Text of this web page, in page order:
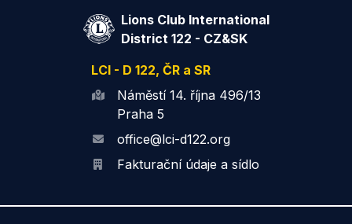
Lions Club International
District 122 - CZ&SK
LCI - D 122, ČR a SR
Náměstí 14. října 496/13
Praha 5
office@lci-d122.org
Fakturační údaje a sídlo